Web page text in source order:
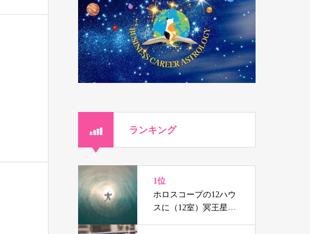
ランキング
1位
ホロスコープの12ハウ
スに（12室）冥王星、